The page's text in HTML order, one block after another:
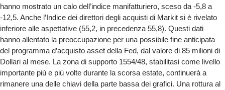
hanno mostrato un calo dell’indice manifatturiero, sceso da -5,8 a
-12,5. Anche l’Indice dei direttori degli acquisti di Markit si è rivelato
inferiore alle aspettative (55,2, in precedenza 55,8). Questi dati
hanno allentato la preoccupazione per una possibile fine anticipata
del programma d’acquisto asset della Fed, dal valore di 85 milioni di
Dollari al mese. La zona di supporto 1554/48, stabilitasi come livello
importante più e più volte durante la scorsa estate, continuerà a
rimanere una delle chiavi della parte bassa dei grafici. Una rottura al